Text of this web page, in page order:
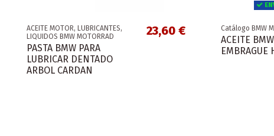
ACEITE MOTOR, LUBRICANTES,
LIQUIDOS BMW MOTORRAD
PASTA BMW PARA
LUBRICAR DENTADO
ARBOL CARDAN
23,60 € Catálogo BMW
ACEITE
EMBRAGUE